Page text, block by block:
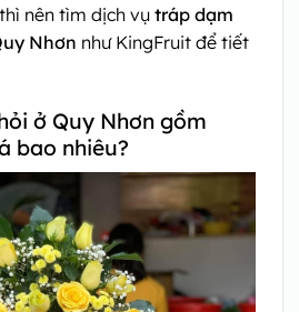
nên tìm dịch vụ tráp dạm
Nhơn như KingFruit để tiết
ở Quy Nhơn gồm
bao nhiêu?